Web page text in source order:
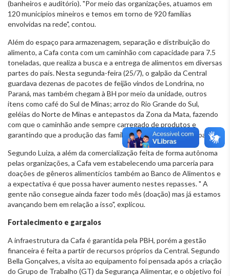
(banheiros e auditório). "Por meio das organizações, atuamos em
120 municípios mineiros e temos em torno de 920 famílias
envolvidas na rede", contou.
Além do espaço para armazenagem, separação e distribuição do
alimento, a Cafa conta com um caminhão com capacidade para 7.5
toneladas, que realiza a busca e a entrega de alimentos em diversas
partes do país. Nesta segunda-feira (25/7), o galpão da Central
guardava dezenas de pacotes de feijão vindos de Londrina, no
Paraná, mas também chegam à BH por meio da unidade, outros
itens como café do Sul de Minas; arroz do Rio Grande do Sul,
geléias do Norte de Minas e antepastos da Zona da Mata, fazendo
com que o caminhão ande sempre carregado de produtos e
garantindo que a produção das famílias agricultoras seja escoada.
Segundo Luiza, a além da comercialização feita de forma autônoma
pelas organizações, a Cafa vem estabelecendo uma parceria para
doações de gêneros alimentícios também ao Banco de Alimentos e
a expectativa é que possa haver aumento nestes repasses. " A
gente não consegue ainda fazer todo mês (doação) mas já estamos
avançando bem em relação a isso", explicou.
Fortalecimento e gargalos
A infraestrutura da Cafa é garantida pela PBH, porém a gestão
financeira é feita a partir de recursos próprios da Central. Segundo
Bella Gonçalves, a visita ao equipamento foi pensada após a criação
do Grupo de Trabalho (GT) da Segurança Alimentar, e o objetivo foi